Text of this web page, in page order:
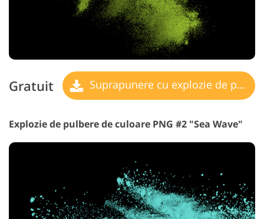
Gratuit Suprapunere cu explozie de pulbere
Explozie de pulbere de culoare PNG #2 "Sea Wave"